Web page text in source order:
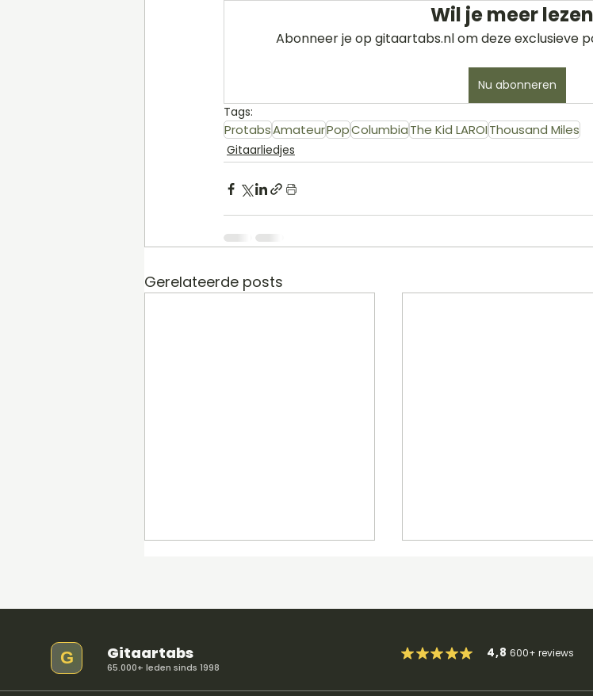
Wil je meer
Abonneer je op gitaartabs.nl om deze exclusieve
Nu abonneren
Tags:
ProtabsAmateurPopColumbiaThe Kid LAROIThousand Miles
Gitaarliedjes
Gerelateerde posts
G Gitaartabs
65.000+ leden sinds 1998
4,8600+reviews